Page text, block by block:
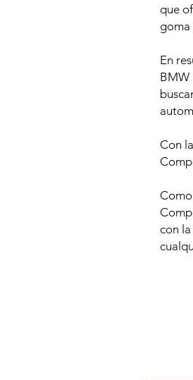
que
goma
En
BMW
Con
con